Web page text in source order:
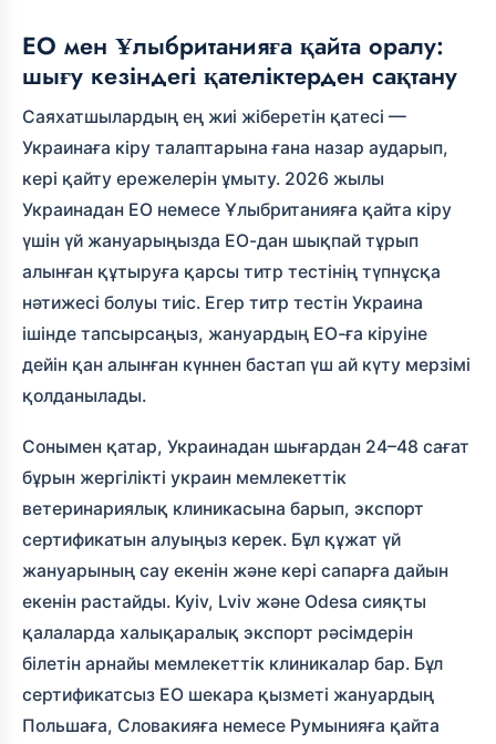
ЕО мен Ұлыбританияға қайта оралу:
шығу кезіндегі қателіктерден сақтану
Саяхатшылардың ең жиі жіберетін қатесі —
Украинаға кіру талаптарына ғана назар аударып,
кері қайту ережелерін ұмыту. 2026 жылы
Украинадан ЕО немесе Ұлыбританияға қайта кіру
үшін үй жануарыңызда ЕО-дан шықпай тұрып
алынған құтыруға қарсы титр тестінің түпнұсқа
нәтижесі болуы тиіс. Егер титр тестін Украина
ішінде тапсырсаңыз, жануардың ЕО-ға кіруіне
дейін қан алынған күннен бастап үш ай күту мерзімі
қолданылады.
Сонымен қатар, Украинадан шығардан 24–48 сағат
бұрын жергілікті украин мемлекеттік
ветеринариялық клиникасына барып, экспорт
сертификатын алуыңыз керек. Бұл құжат үй
жануарының сау екенін және кері сапарға дайын
екенін растайды. Kyiv, Lviv және Odesa сияқты
қалаларда халықаралық экспорт рәсімдерін
білетін арнайы мемлекеттік клиникалар бар. Бұл
сертификатсыз ЕО шекара қызметі жануардың
Польшаға, Словакияға немесе Румынияға қайта